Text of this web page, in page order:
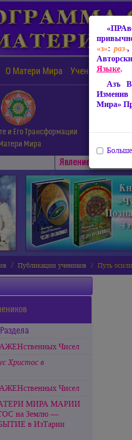
О Матери Мира Учение Матери
и Его Трансформации
Мира
Явлениe Матери
Публикации учеников Путь
Чисел
Христос в
Чисел
МИРА МАРИИ
на Землю —
в ИзТарии
«з»:раз-,
Языке.
Азъ
Мира»